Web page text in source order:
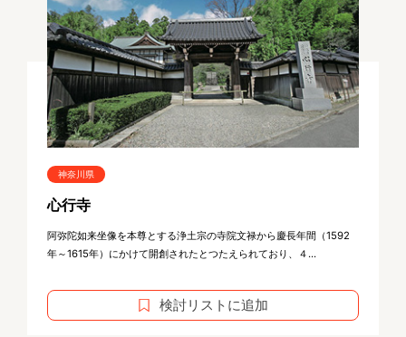
神奈川県
心行寺
阿弥陀如来坐像を本尊とする浄土宗の寺院文禄から慶長年間（1592
年～1615年）にかけて開創されたとつたえられており、４...
検討リストに追加